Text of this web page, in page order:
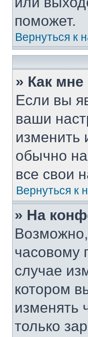
поможет.
Вернуться к
» Как
Если вы
ваши
изменить
обычно
все свои
Вернуться к
» На
часовому
случае
котором
изменять
только